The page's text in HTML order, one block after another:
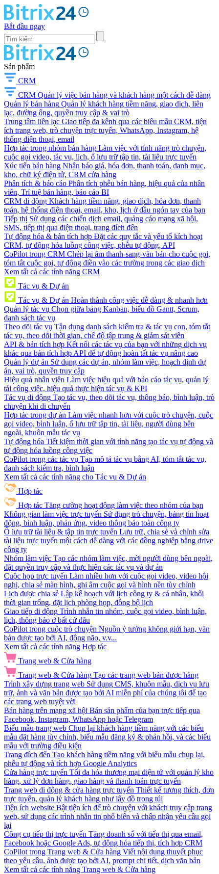
Bắt đầu ngay
Sản phẩm
CRM
CRM Quản lý việc bán hàng và khách hàng một cách dễ dàng
Quản lý bán hàng Quản lý khách hàng tiềm năng, giao dịch, liên
lạc, đường ống, quyền truy cập & vai trò
Trung tâm liên lạc Giao tiếp đa kênh qua các biểu mẫu CRM, tiện
ích trang web, trò chuyện trực tuyến, WhatsApp, Instagram, hệ
thống điện thoại, email
Hợp tác trong nhóm bán hàng Làm việc với tính năng trò chuyện,
cuộc gọi video, tác vụ, lịch, ổ lưu trữ tập tin, tài liệu trực tuyến
Xúc tiến bán hàng Nhận báo giá, hóa đơn, thanh toán, danh mục,
kho, chữ ký điện tử, CRM cửa hàng
Phân tích & báo cáo Phân tích phễu bán hàng, hiệu quả của nhân
viên, Trí tuệ bán hàng, báo cáo BI
CRM di động Khách hàng tiềm năng, giao dịch, hóa đơn, thanh
toán, hệ thống điện thoại, email, kho, lịch ở đầu ngón tay của bạn
Tiếp thị Sử dụng các chiến dịch email, quảng cáo mạng xã hội,
SMS, tiếp thị qua điện thoại, trang đích đến
Tự động hóa & bản tích hợp Đặt các quy tắc và yếu tố kích hoạt
CRM, tự động hóa luồng công việc, phễu tự động, API
CoPilot trong CRM Chép lại âm thanh-sang-văn bản cho cuộc gọi,
tóm tắt cuộc gọi, tự động điền vào các trường trong các giao dịch
Xem tất cả các tính năng CRM
Tác vụ & Dự án
Tác vụ & Dự án Hoàn thành công việc dễ dàng & nhanh hơn
Quản lý tác vụ Chọn giữa bảng Kanban, biểu đồ Gantt, Scrum,
danh sách tác vụ
Theo dõi tác vụ Tận dụng danh sách kiểm tra & tác vụ con, tóm tắt
tác vụ, theo dõi thời gian, chế độ tập trung & giám sát viên
API & bản tích hợp Kết nối các tác vụ của bạn với những dịch vụ
khác qua bản tích hợp API để tự động hoàn tất tác vụ nâng cao
Quản lý dự án Sử dụng các dự án, nhóm làm việc, hoạch định dự
án, vai trò, quyền truy cập
Hiệu quả nhân viên Làm việc hiệu quả với báo cáo tác vụ, quản lý
tải công việc, hiệu quả thực hiện tác vụ & KPI
Tác vụ di động Tạo tác vụ, theo dõi tác vụ, thông báo, bình luận, trò
chuyện khi di chuyển
Hợp tác trong dự án Làm việc nhanh hơn với cuộc trò chuyện, cuộc
gọi video, bình luận, ổ lưu trữ tập tin, tài liệu, người dùng bên
ngoài, khuôn mẫu tác vụ
Tự động hóa Tiết kiệm thời gian với tính năng tạo tác vụ tự động và
tự động hóa luồng công việc
CoPilot trong các tác vụ Tạo mô tả tác vụ bằng AI, tóm tắt tác vụ,
danh sách kiểm tra, bình luận
Xem tất cả các tính năng cho Tác vụ & Dự án
Hợp tác
Hợp tác Tăng cường hoạt động làm việc theo nhóm của bạn
Không gian làm việc trực tuyến Sử dụng trò chuyện, bảng tin hoạt
động, bình luận, phản ứng, video thông báo toàn công ty
Ổ lưu trữ tài liệu & tập tin trực tuyến Lưu trữ, chia sẻ và chỉnh sửa
tài liệu trực tuyến một cách dễ dàng với các đồng nghiệp bằng drive
công ty
Nhóm làm việc Tạo các nhóm làm việc, mời người dùng bên ngoài,
đặt quyền truy cập và thực hiện các tác vụ và dự án
Cuộc họp trực tuyến Làm nhiều hơn với cuộc gọi video, video hội
nghị, chia sẻ màn hình, ghi âm cuộc gọi và hình nền tùy chỉnh
Lịch được chia sẻ Lập kế hoạch với lịch công ty & cá nhân, khối
thời gian trống, đặt lịch phòng họp, đồng bộ lịch
Giao tiếp di động Trình nhắn tin nhóm, cuộc gọi video, bình luận,
lịch, thông báo ở bất cứ đâu
CoPilot trong cuộc trò chuyện Nguồn ý tưởng không giới hạn, văn
bản được tạo bởi AI, động não, v.v...
Xem tất cả các tính năng Hợp tác
Trang web & Cửa hàng
Trang web & Cửa hàng Tạo các trang web bán được hàng
Trình xây dựng trang web Sử dụng CMS, khuôn mẫu, dịch vụ lưu
trữ, ảnh và văn bản được tạo bởi AI miễn phí của chúng tôi để tạo
các trang web tuyệt vời
Bán hàng trên mạng xã hội Bán sản phẩm của bạn trực tiếp qua
Facebook, Instagram, WhatsApp hoặc Telegram
Biểu mẫu trang web Chụp lại khách hàng tiềm năng với các biểu
mẫu đặt hàng tùy chỉnh, biểu mẫu đăng ký & phản hồi, và các biểu
mẫu với trường điều kiện
Trang đích đến Tạo khách hàng tiềm năng với biểu mẫu chụp lại,
phễu tự động và tích hợp Google Analytics
Cửa hàng trực tuyến Tối đa hóa thương mại điện tử với quản lý kho
hàng, xử lý đơn hàng, giao hàng và thanh toán trực tuyến
Trang web di động & cửa hàng trực tuyến Thiết kế tương thích, đơn
trực tuyến, quản lý khách hàng như lấy đồ trong túi
Tiện ích website Bật tiện ích để trò chuyện với khách truy cập trang
web, sử dụng các trình nhắn tin phổ biến và chấp nhận yêu cầu gọi
lại
Công cụ tiếp thị trực tuyến Tăng doanh số với tiếp thị qua email,
Facebook hoặc Google Ads, tự động hóa tiếp thị, tích hợp CRM
CoPilot trong Trang web & Cửa hàng Viết nội dung thuyết phục
theo yêu cầu, ảnh được tạo bởi AI, prompt chi tiết, dịch văn bản
Xem tất cả các tính năng Trang web & Cửa hàng